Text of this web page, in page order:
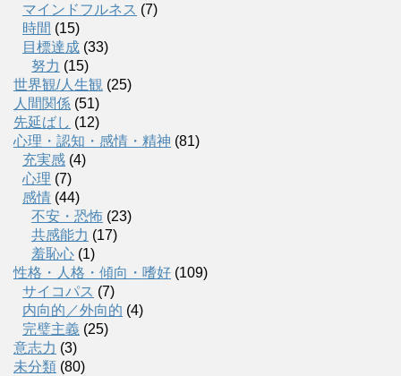
マインドフルネス (7)
時間 (15)
目標達成 (33)
努力 (15)
世界観/人生観 (25)
人間関係 (51)
先延ばし (12)
心理・認知・感情・精神 (81)
充実感 (4)
心理 (7)
感情 (44)
不安・恐怖 (23)
共感能力 (17)
羞恥心 (1)
性格・人格・傾向・嗜好 (109)
サイコパス (7)
内向的／外向的 (4)
完璧主義 (25)
意志力 (3)
未分類 (80)